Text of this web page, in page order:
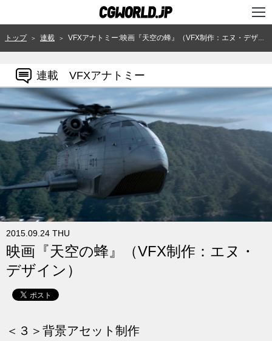
TOP
ニュース
特集
連載
用語辞典
スタジオ
講座
SHOP
クリエイターズID
求人
トップ ＞ 連載 ＞ VFXアナトミー:映画『天空の蜂』（VFX制作：エヌ・デザイン）
連載 VFXアナトミー
2015.09.24 THU
映画『天空の蜂』（VFX制作：エヌ・
デザイン）
＜３＞背景アセット制作